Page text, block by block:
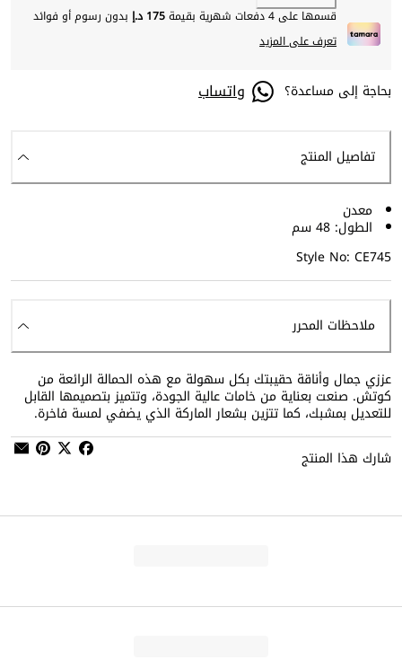
قسمها على 4 دفعات شهرية بقيمة
175 د.إ
بدون رسوم أو فوائد
تعرف على المزيد
بحاجة إلى مساعدة؟ واتساب
تفاصيل المنتج
معدن
الطول: 48 سم
Style No: CE745
ملاحظات المحرر
عززي جمال وأناقة حقيبتك بكل سهولة مع هذه الحمالة الرائعة من
كوتش. صنعت بعناية من خامات عالية الجودة، وتتميز بتصميمها القابل
للتعديل بمشبك، كما تتزين بشعار الماركة الذي يضفي لمسة فاخرة.
شارك هذا المنتج